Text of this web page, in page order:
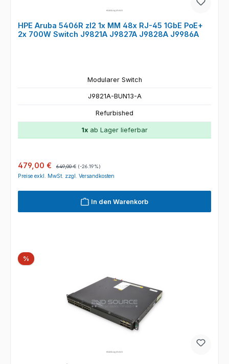
HPE Aruba 5406R zl2 1x MM 48x RJ-45 1GbE PoE+
2x 700W Switch J9821A J9827A J9828A J9986A
Modularer Switch
J9821A-BUN13-A
Refurbished
1x ab Lager lieferbar
Verkaufspreis:
479,00 € Regulärer Preis:
649,00 € (-26.19%)
Preise exkl. MwSt. zzgl. Versandkosten
In den Warenkorb
%Rabatt